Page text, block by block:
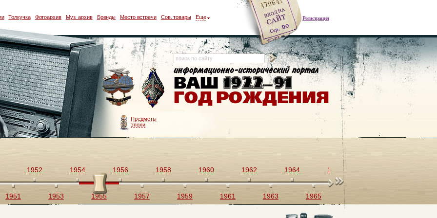
Регистрация
Толкучка Фотоархив Муз. архив Бренды Место встречи Сов. товары Еще
Предметы
эпохи
1951
1952
1953
1954
1955
1956
1957
1958
1959
1960
1961
1962
1963
1964
1965
1966